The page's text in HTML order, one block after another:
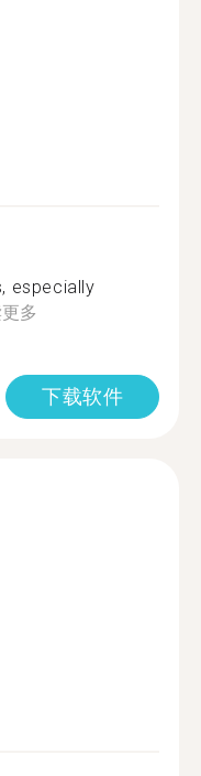
especially
多
下载软件